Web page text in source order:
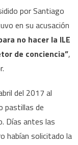
por Santiago
en su acusación
no hacer la ILE
de conciencia”,
del 2017 al
pastillas de
Días antes las
habían solicitado la